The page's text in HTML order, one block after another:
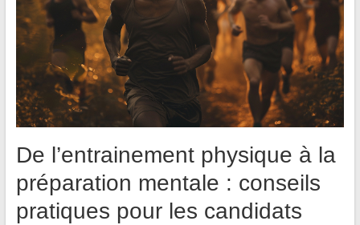
De l’entrainement physique à la
préparation mentale : conseils
pratiques pour les candidats